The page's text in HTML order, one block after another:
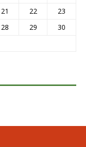
21 22
23
28 29
30